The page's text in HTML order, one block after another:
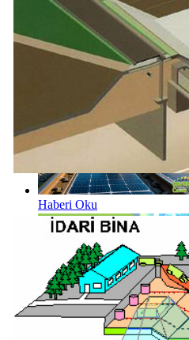
Haberi Oku
Haberi Oku